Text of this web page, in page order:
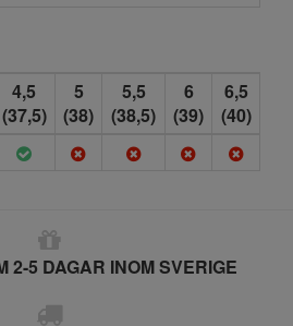
4,5
(37,5)
5
(38)
5,5
(38,5)
6
(39)
6,5
(40)
2-5 DAGAR INOM SVERIGE